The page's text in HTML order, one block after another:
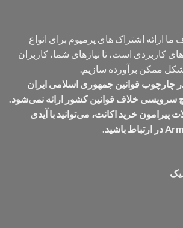
ارائه اشتراک های پرمیوم برای انواع
کاربردی است، تا نیازهای شما، کاربران
شکل ممکن برآورده سازیم.
چارچوب قوانین جمهوری اسلامی ایران
خلاف قوانین کشور ارائه نمی‌شود.
پیرامون خرید اکانت، می‌توانید با آیدی